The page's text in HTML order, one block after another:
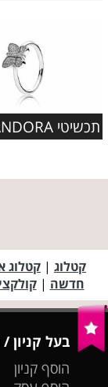
קטלוג | קטלוג
חדשה |קולקצית
בעל קניון
הוסף קניון